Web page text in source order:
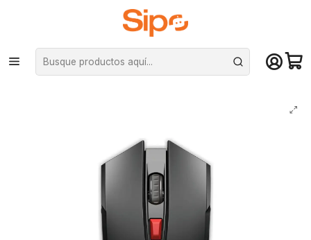
¡Compra hasta mediodía y recibe hoy! De lunes a sábado en el gran
Santiago. Envío gratis desde $29.990
Inicio Computación y Gamers Mouse
Mouse Gamer Inalámbrico Fantech RAIGOR II WG10 Black Edition